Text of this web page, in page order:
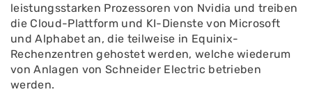
leistungsstarken Prozessoren von Nvidia und treiben
die Cloud-Plattform und KI-Dienste von Microsoft
und Alphabet an, die teilweise in Equinix-
Rechenzentren gehostet werden, welche wiederum
von Anlagen von Schneider Electric betrieben
werden.